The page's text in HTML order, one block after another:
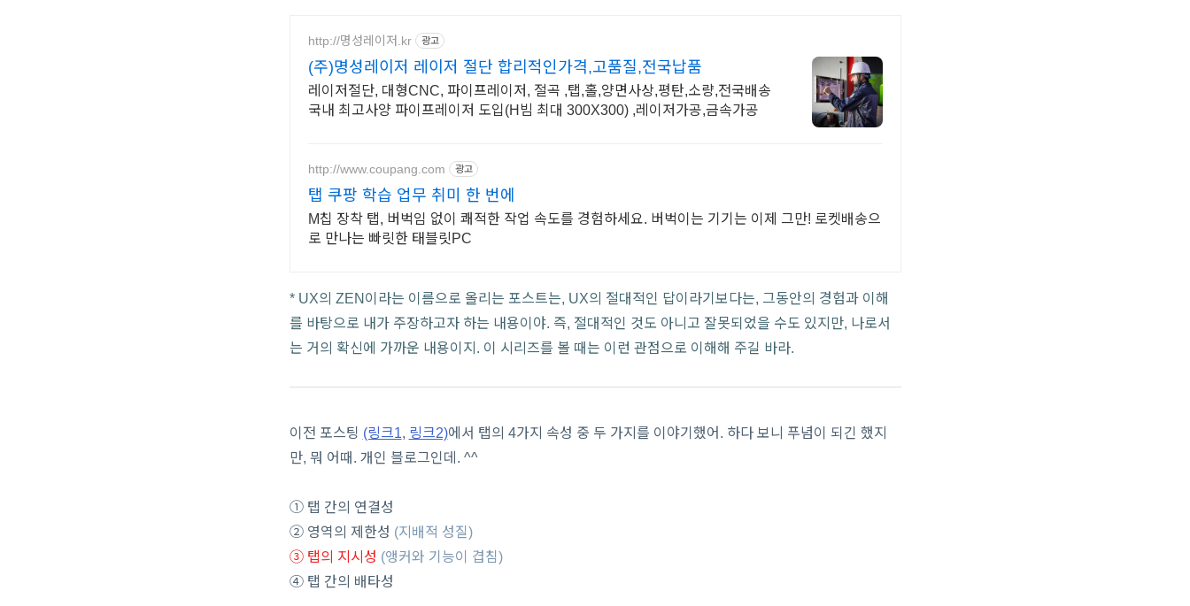
http://명성레이저.kr 광고
(주)명성레이저 레이저 절단 합리적인가격,고품질,전국납품
레이저절단, 대형CNC, 파이프레이저, 절곡 ,탭,홀,양면사상,평탄,소량,전국배송
국내 최고사양 파이프레이저 도입(H빔 최대 300X300) ,레이저가공,금속가공
http://www.coupang.com 광고
탭 쿠팡 학습 업무 취미 한 번에
M칩 장착 탭, 버벅임 없이 쾌적한 작업 속도를 경험하세요. 버벅이는 기기는 이제 그만! 로켓배송으
로 만나는 빠릿한 태블릿PC
* UX의 ZEN이라는 이름으로 올리는 포스트는, UX의 절대적인 답이라기보다는, 그동안의 경험과 이해
를 바탕으로 내가 주장하고자 하는 내용이야. 즉, 절대적인 것도 아니고 잘못되었을 수도 있지만, 나로서
는 거의 확신에 가까운 내용이지. 이 시리즈를 볼 때는 이런 관점으로 이해해 주길 바라.
이전 포스팅 (링크1, 링크2)에서 탭의 4가지 속성 중 두 가지를 이야기했어. 하다 보니 푸념이 되긴 했지
만, 뭐 어때. 개인 블로그인데. ^^
①탭 간의 연결성
② 영역의 제한성 (지배적 성질)
③ 탭의 지시성 (앵커와 기능이 겹침)
④ 탭 간의 배타성